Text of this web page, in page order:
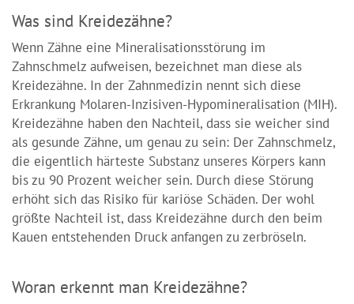
Was sind Kreidezähne?
Wenn Zähne eine Mineralisationsstörung im
Zahnschmelz aufweisen, bezeichnet man diese als
Kreidezähne. In der Zahnmedizin nennt sich diese
Erkrankung Molaren-Inzisiven-Hypomineralisation (MIH).
Kreidezähne haben den Nachteil, dass sie weicher sind
als gesunde Zähne, um genau zu sein: Der Zahnschmelz,
die eigentlich härteste Substanz unseres Körpers kann
bis zu 90 Prozent weicher sein. Durch diese Störung
erhöht sich das Risiko für kariöse Schäden. Der wohl
größte Nachteil ist, dass Kreidezähne durch den beim
Kauen entstehenden Druck anfangen zu zerbröseln.
Woran erkennt man Kreidezähne?